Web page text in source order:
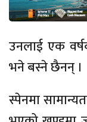
उनलाई एक
भने बस्ने छैनन् ।
स्पेनमा